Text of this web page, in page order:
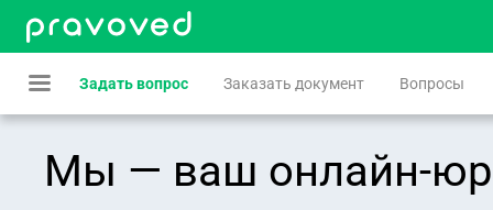
Задать вопрос Заказать документ Вопросы
Мы — ваш онлайн-